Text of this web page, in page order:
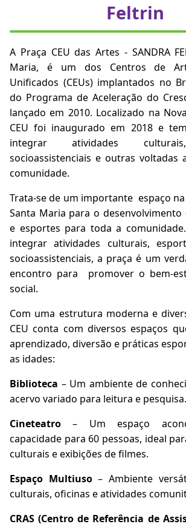
Feltrin
A Praça CEU das Artes - SANDRA
Maria, é um dos Centros de
Unificados (CEUs) implantados no
do Programa de Aceleração do
lançado em 2010. Localizado na
CEU foi inaugurado em 2018 e
integrar atividades
socioassistenciais e outras voltadas
comunidade.
Trata-se de um importante espaço
Santa Maria para o
e esportes para toda a
integrar atividades culturais,
socioassistenciais, a praça é um
encontro para promover o bem-
social.
Com uma estrutura moderna e
CEU conta com diversos espaços
aprendizado, diversão e práticas
as idades:
Biblioteca – Um ambiente de
acervo variado para leitura e pesquisa.
Cineteatro – Um espaço
capacidade para 60 pessoas, ideal
culturais e exibições de filmes.
Espaço Multiuso– Ambiente
culturais, oficinas e atividades
CRAS (Centro de Referência de